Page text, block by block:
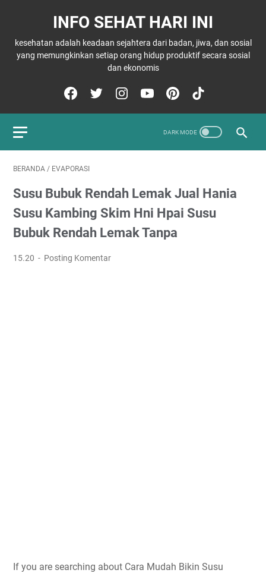
INFO SEHAT HARI INI
kesehatan adalah keadaan sejahtera dari badan, jiwa, dan sosial
yang memungkinkan setiap orang hidup produktif secara sosial
dan ekonomis
BERANDA / EVAPORASI
Susu Bubuk Rendah Lemak Jual Hania
Susu Kambing Skim Hni Hpai Susu
Bubuk Rendah Lemak Tanpa
15.20 Posting Komentar
If you are searching about Cara Mudah Bikin Susu